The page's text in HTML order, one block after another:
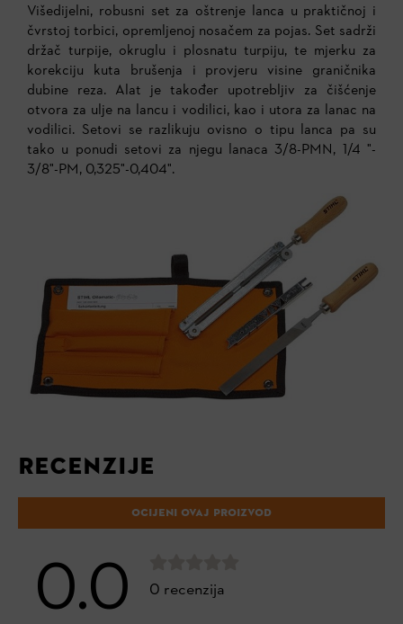
Višedijelni, robusni set za oštrenje lanca u praktičnoj i
čvrstoj torbici, opremljenoj nosačem za pojas. Set sadrži
držač turpije, okruglu i plosnatu turpiju, te mjerku za
korekciju kuta brušenja i provjeru visine graničnika
dubine reza. Alat je također upotrebljiv za čišćenje
otvora za ulje na lancu i vodilici, kao i utora za lanac na
vodilici. Setovi se razlikuju ovisno o tipu lanca pa su
tako u ponudi setovi za njegu lanaca 3/8-PMN, 1/4 "-
3/8"-PM, 0,325"-0,404".
RECENZIJE
OCIJENI OVAJ PROIZVOD
0.0 0 recenzija